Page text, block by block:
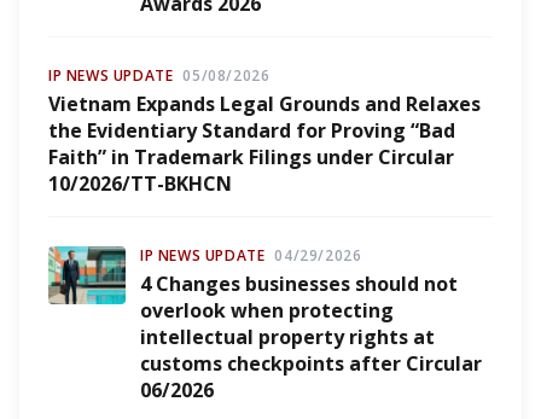
IP NEWS UPDATE 05/08/2026
Vietnam Expands Legal Grounds and Relaxes
the Evidentiary Standard for Proving “Bad
Faith” in Trademark Filings under Circular
10/2026/TT-BKHCN
IP NEWS UPDATE 04/29/2026
4 Changes businesses should not
overlook when protecting
intellectual property rights at
customs checkpoints after Circular
06/2026